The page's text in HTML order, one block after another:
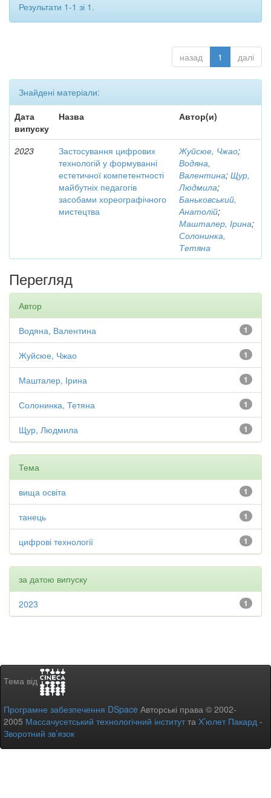
Результати 1-1 зі 1.
назад 1 далі
Знайдені матеріали:
Дата
випуску
Назва Автор(и)
2023
Застосування цифрових
технологій у формуванні
естетичної компетентності
майбутніх педагогів
засобами хореографічного
мистецтва
Жуйсюе, Чжао;
Водяна,
Валентина; Щур,
Людмила;
Баньковський,
Анатолій;
Машталер, Ірина;
Солонинка,
Тетяна
Перегляд
Автор
1
Водяна, Валентина
1
Жуйсюе, Чжао
1
Машталер, Ірина
1
Солонинка, Тетяна
1
Щур, Людмила
Тема
1
вища освіта
1
танець
1
цифрові технології
за датою випуску
1
2023
Тема від
Програмне забезпечення DSpace Авторські права © 2002-
2005 Массачусетський технологічний інститутта Х’юлет Пакард -
Зворотний зв’язок